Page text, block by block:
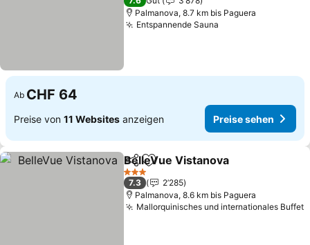
Palmanova, 8.7 km bis Paguera
Entspannende Sauna
Ab CHF 64
Preise von 11 Websites anzeigen Preise sehen
TeilenZu Favoriten hinzufügen
BelleVue Vistanova
3 Sterne
7.3
2’285
Palmanova, 8.6 km bis Paguera
Mallorquinisches und internationales Buffet